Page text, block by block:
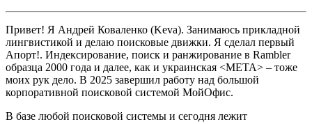
Привет! Я Андрей Коваленко (Keva). Занимаюсь прикладной
лингвистикой и делаю поисковые движки. Я сделал первый
Апорт!. Индексирование, поиск и ранжирование в Rambler
образца 2000 года и далее, как и украинская <META> – тоже
моих рук дело. В 2025 завершил работу над большой
корпоративной поисковой системой МойОфис.
В базе любой поисковой системы и сегодня лежит